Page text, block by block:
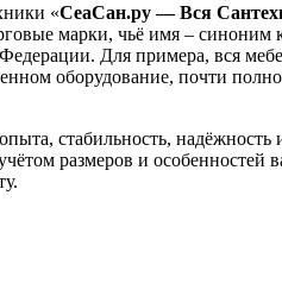
«СеаСан.ру — Вся
марки, чьё имя – синоним
Для примера, вся
оборудование, почти
стабильность,
размеров и